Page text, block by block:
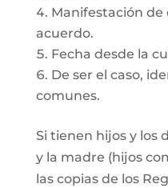
Manifestación
acuerdo.
Fecha desde la
De ser el caso,
comunes.
Si tienen hijos y los
y la madre (hijos
las copias de los